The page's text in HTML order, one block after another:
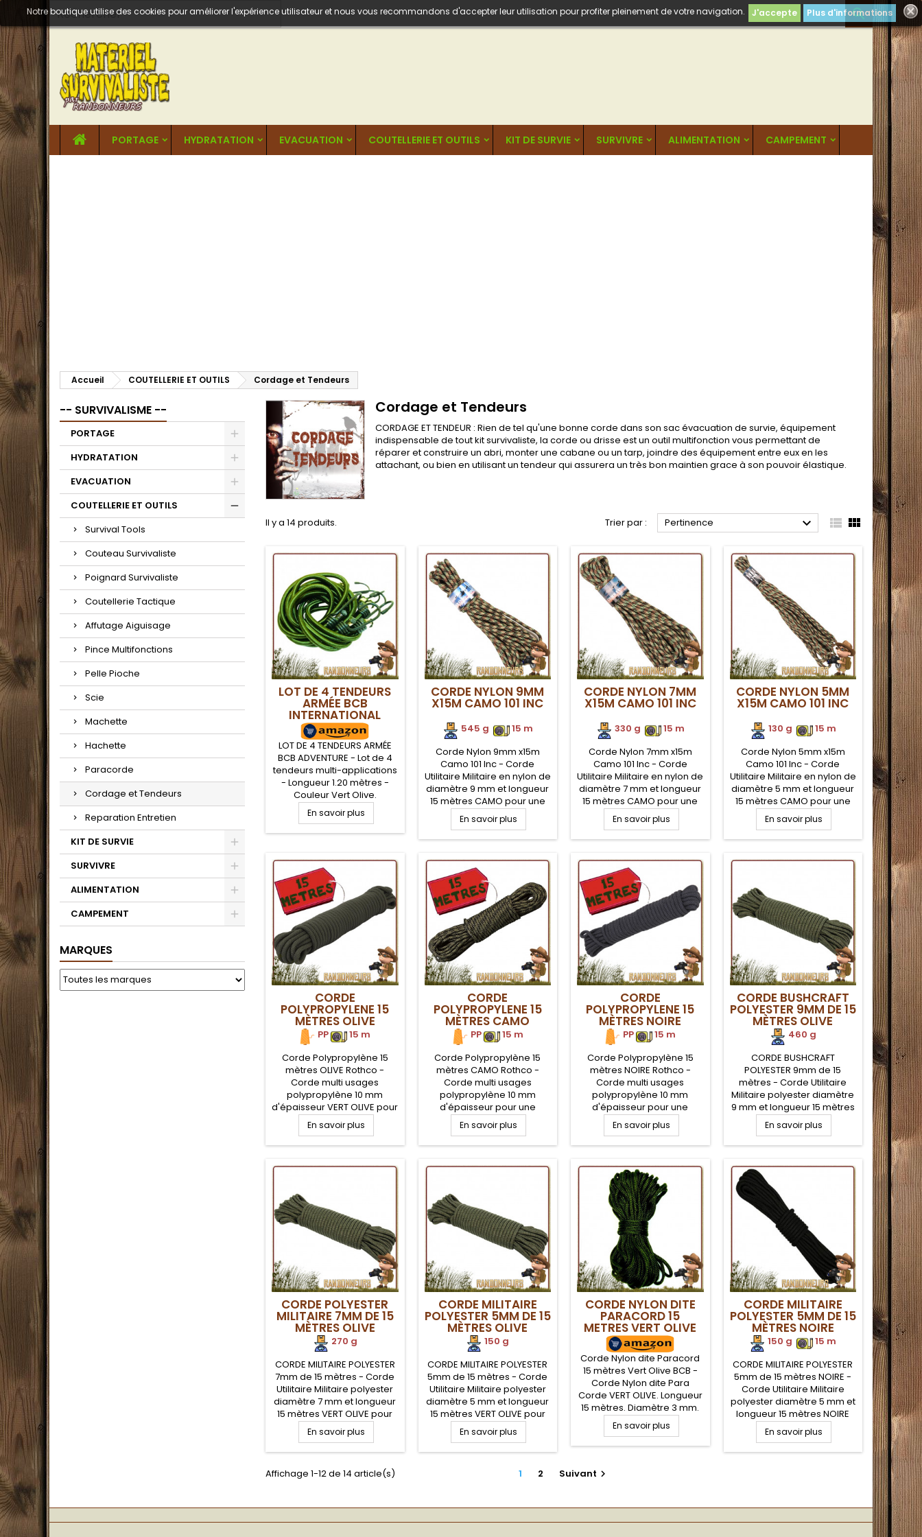

Notre boutique utilise des cookies pour améliorer l'expérience utilisateur et nous vous recommandons d'accepter leur utilisation pour profiter pleinement de votre navigation. J'accepte Plus d'informations
PORTAGE HYDRATATION EVACUATION COUTELLERIE ET OUTILS KIT DE SURVIE SURVIVRE ALIMENTATION CAMPEMENT
Accueil COUTELLERIE ET OUTILS Cordage et Tendeurs
-- SURVIVALISME --
PORTAGE
HYDRATATION
EVACUATION
COUTELLERIE ET OUTILS
Survival Tools
Couteau Survivaliste
Poignard Survivaliste
Coutellerie Tactique
Affutage Aiguisage
Pince Multifonctions
Pelle Pioche
Scie
Machette
Hachette
Paracorde
Cordage et Tendeurs
Reparation Entretien
KIT DE SURVIE
SURVIVRE
ALIMENTATION
CAMPEMENT
MARQUES
Cordage et Tendeurs
CORDAGE ET TENDEUR : Rien de tel qu'une bonne corde dans son sac évacuation de survie, équipement
indispensable de tout kit survivaliste, la corde ou drisse est un outil multifonction vous permettant de
réparer et construire un abri, monter une cabane ou un tarp, joindre des équipement entre eux en les
attachant, ou bien en utilisant un tendeur qui assurera un très bon maintien grace à son pouvoir élastique.
Il y a 14 produits. Trier par : Pertinence   
LOT DE 4 TENDEURS
ARMÉE BCB
INTERNATIONAL
LOT DE 4 TENDEURS ARMÉE
BCB ADVENTURE - Lot de 4
tendeurs multi-applications
- Longueur 1.20 mètres -
Couleur Vert Olive.
Applications bushcraft,
militaire et vie courante.
Système d'accroche
saura répondre à tous vos
besoins de fixation,
accroche, maintient de
matériaux et matériels
En savoir plus
CORDE NYLON 9MM
X15M CAMO 101 INC
545 g .15 m
Corde Nylon 9mm x15m
Camo 101 Inc - Corde
Utilitaire Militaire en nylon de
diamètre 9 mm et longueur
15 mètres CAMO pour une
solidité à toute épreuve qui
vous sera utile pour tous
vos besoins terrain que se
bushcraft ou sur votre
campement militaire ou
plus simplement au
camping
En savoir plus
CORDE NYLON 7MM
X15M CAMO 101 INC
330 g .15 m
Corde Nylon 7mm x15m
Camo 101 Inc - Corde
Utilitaire Militaire en nylon de
diamètre 7 mm et longueur
15 mètres CAMO pour une
solidité à toute épreuve qui
vous sera utile pour tous
vos besoins terrain que se
bushcraft ou sur votre
campement militaire ou
plus simplement au
camping
En savoir plus
CORDE NYLON 5MM
X15M CAMO 101 INC
130 g .15 m
Corde Nylon 5mm x15m
Camo 101 Inc - Corde
Utilitaire Militaire en nylon de
diamètre 5 mm et longueur
15 mètres CAMO pour une
solidité à toute épreuve qui
vous sera utile pour tous
vos besoins terrain que se
bushcraft ou sur votre
plus simplement au
camping
En savoir plus
CORDE
POLYPROPYLENE 15
MÈTRES OLIVE
ROTHCO
PP .15 m
Corde Polypropylène 15
mètres OLIVE Rothco -
Corde multi usages
polypropylène 10 mm
d'épaisseur VERT OLIVE pour
une solidité à toute épreuve
qui vous sera utile pour tous
vos besoins terrain que se
bushcraft ou sur votre
En savoir plus
CORDE
POLYPROPYLENE 15
MÈTRES CAMO
ROTHCO
PP .15 m
Corde Polypropylène 15
mètres CAMO Rothco -
Corde multi usages
polypropylène 10 mm
d'épaisseur pour une
solidité à toute épreuve qui
vous sera utile pour tous
vos besoins terrain que se
bushcraft ou sur votre
En savoir plus
CORDE
POLYPROPYLENE 15
MÈTRES NOIRE
ROTHCO
PP .15 m
Corde Polypropylène 15
mètres NOIRE Rothco -
Corde multi usages
polypropylène 10 mm
d'épaisseur pour une
solidité à toute épreuve qui
vous sera utile pour tous
vos besoins terrain que se
bushcraft ou sur votre
campement. Longueur 15
Mètres.
En savoir plus
CORDE BUSHCRAFT
POLYESTER 9MM DE 15
MÈTRES OLIVE
460 g
CORDE BUSHCRAFT
POLYESTER 9mm de 15
mètres - Corde Utilitaire
Militaire polyester diamètre
9 mm et longueur 15 mètres
VERT OLIVE pour une solidité
à toute épreuve qui vous
sera utile pour tous vos
en mode survie, bushcraft
ou sur votre campement
militaire ou plus simplement
au camping
En savoir plus
CORDE POLYESTER
MILITAIRE 7MM DE 15
MÈTRES OLIVE
270 g
CORDE MILITAIRE POLYESTER
7mm de 15 mètres - Corde
Utilitaire Militaire polyester
diamètre 7 mm et longueur
15 mètres VERT OLIVE pour
une solidité à toute épreuve
qui vous sera utile pour tous
vos besoins terrain que se
bushcraft ou sur votre
camping
En savoir plus
CORDE MILITAIRE
POLYESTER 5MM DE 15
MÈTRES OLIVE
150 g
CORDE MILITAIRE POLYESTER
5mm de 15 mètres - Corde
Utilitaire Militaire polyester
diamètre 5 mm et longueur
15 mètres VERT OLIVE pour
une solidité à toute épreuve
qui vous sera utile pour tous
vos besoins terrain que se
bushcraft ou sur votre
camping
En savoir plus
CORDE NYLON DITE
PARACORD 15
METRES VERT OLIVE
BCB
Corde Nylon dite Paracord
15 mètres Vert Olive BCB -
Corde Nylon dite Para
Corde VERT OLIVE. Longueur
15 mètres. Diamètre 3 mm.
Résistance 50 Kg (115 Lbs).
Cordage nylon idéal pour la
fixation d'objets et lier des
Bushcraft et militaire
En savoir plus
CORDE MILITAIRE
POLYESTER 5MM DE 15
MÈTRES NOIRE
150 g .15 m
CORDE MILITAIRE POLYESTER
5mm de 15 mètres NOIRE -
Corde Utilitaire Militaire
polyester diamètre 5 mm et
longueur 15 mètres NOIRE
pour une solidité à toute
épreuve qui vous sera utile
pour tous vos besoins
camping
En savoir plus
Affichage 1-12 de 14 article(s) 1 2 Suivant 